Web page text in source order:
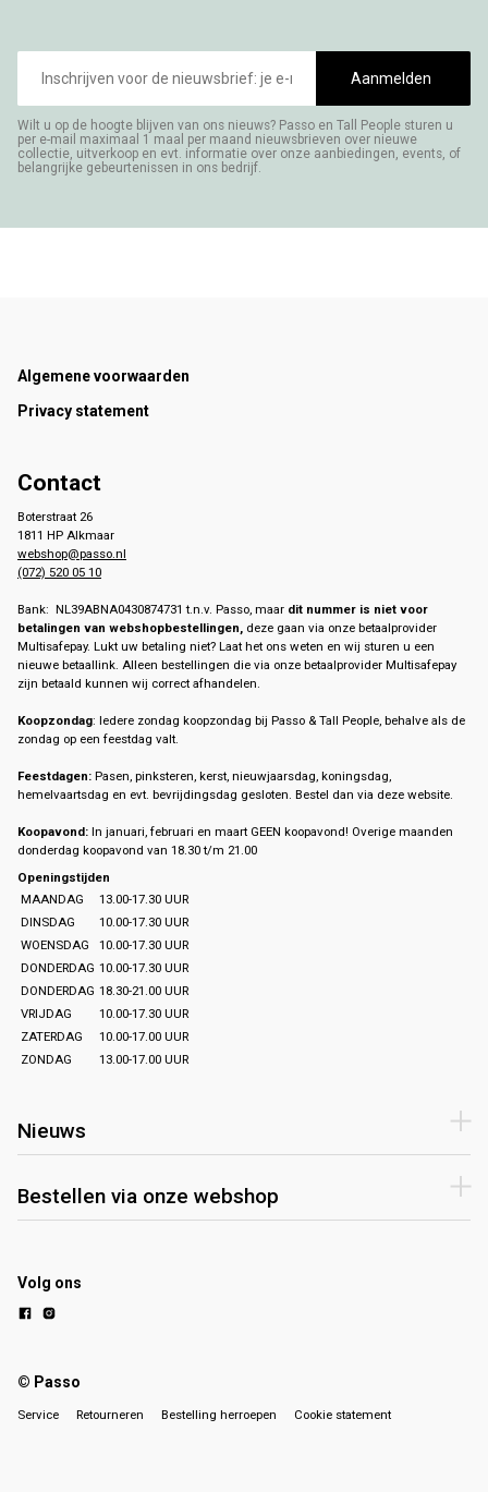
mailadres
Aanmelden
Wilt u op de hoogte blijven van ons nieuws? Passo en Tall People sturen u
per e-mail maximaal 1 maal per maand nieuwsbrieven over nieuwe
collectie, uitverkoop en evt. informatie over onze aanbiedingen, events, of
belangrijke gebeurtenissen in ons bedrijf.
Footer
Algemene voorwaarden
Privacy statement
Contact
Boterstraat 26
1811 HP Alkmaar
webshop@passo.nl
(072) 520 05 10
Bank: NL39ABNA0430874731 t.n.v. Passo, maar dit nummer is niet voor
betalingen van webshopbestellingen, deze gaan via onze betaalprovider
Multisafepay. Lukt uw betaling niet? Laat het ons weten en wij sturen u een
nieuwe betaallink. Alleen bestellingen die via onze betaalprovider Multisafepay
zijn betaald kunnen wij correct afhandelen.
Koopzondag: Iedere zondag koopzondag bij Passo & Tall People, behalve als de
zondag op een feestdag valt.
Feestdagen: Pasen, pinksteren, kerst, nieuwjaarsdag, koningsdag,
hemelvaartsdag en evt. bevrijdingsdag gesloten. Bestel dan via deze website.
Koopavond: In januari, februari en maart GEEN koopavond! Overige maanden
donderdag koopavond van 18.30 t/m 21.00
Openingstijden
MAANDAG
13.00-17.30 UUR
DINSDAG
10.00-17.30 UUR
WOENSDAG
10.00-17.30 UUR
DONDERDAG 10.00-17.30 UUR
DONDERDAG 18.30-21.00 UUR
VRIJDAG
10.00-17.30 UUR
ZATERDAG
10.00-17.00 UUR
ZONDAG
13.00-17.00 UUR
Nieuws
Bestellen via onze webshop
Volg ons
© Passo
Service Retourneren Bestelling herroepen Cookie statement